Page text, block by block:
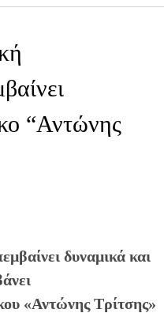
“Αντώνης
δυναμικά και
«Αντώνης Τρίτσης»